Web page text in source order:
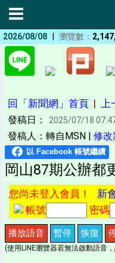
2026/08/08 | 瀏覽數：
回「新聞網」首頁 | 上
發稿日： 2025/07/18
發稿人：轉自MSN | 修改
岡山87期公辦都
您尚未登入會員！ 新
帳號
密碼
播放語音 暫停 恢復
(使用LINE瀏覽器若無法啟動語音